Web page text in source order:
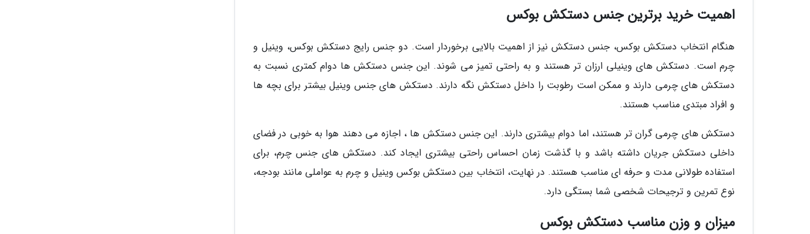
اهمیت خرید برترین جنس دستکش بوکس
هنگام انتخاب دستکش بوکس، جنس دستکش نیز از اهمیت بالایی برخوردار است. دو جنس رایج دستکش بوکس، وینیل و
چرم است. دستکش های وینیلی ارزان تر هستند و به راحتی تمیز می شوند. این جنس دستکش ها دوام کمتری نسبت به
دستکش های چرمی دارند و ممکن است رطوبت را داخل دستکش نگه دارند. دستکش های جنس وینیل بیشتر برای بچه ها
و افراد مبتدی مناسب هستند.
دستکش های چرمی گران تر هستند، اما دوام بیشتری دارند. این جنس دستکش ها ، اجازه می دهند هوا به خوبی در فضای
داخلی دستکش جریان داشته باشد و با گذشت زمان احساس راحتی بیشتری ایجاد کند. دستکش های جنس چرم، برای
استفاده طولانی مدت و حرفه ای مناسب هستند. در نهایت، انتخاب بین دستکش بوکس وینیل و چرم به عواملی مانند بودجه،
نوع تمرین و ترجیحات شخصی شما بستگی دارد.
میزان و وزن مناسب دستکش بوکس